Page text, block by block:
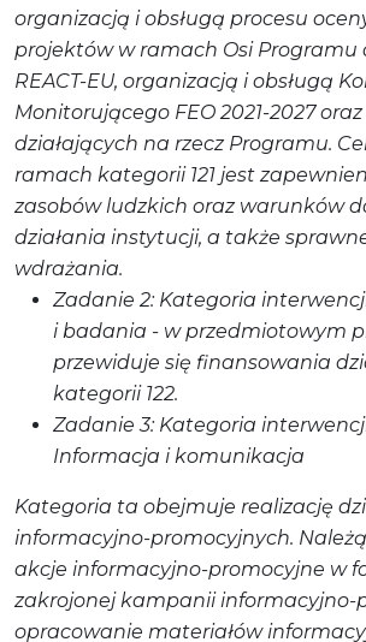
organizacją i obsługą procesu
projektów w ramach Osi Programu
REACT-EU, organizacją i obsługą
Monitorującego FEO 2021-2027
działających na rzecz Programu.
ramach kategorii 121 jest
zasobów ludzkich oraz warunków
działania instytucji, a także
wdrażania.
Zadanie 2: Kategoria
i badania - w przedmiotowym
przewiduje się finansowania
kategorii 122.
Zadanie 3: Kategoria interwencji
Informacja i komunikacja
Kategoria ta obejmuje realizację
informacyjno-promocyjnych.
akcje informacyjno-promocyjne w
zakrojonej kampanii informacyjno-
opracowanie materiałów